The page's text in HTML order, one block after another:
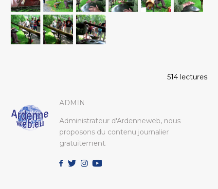
514 lectures
ADMIN
Administrateur d'Ardenneweb, nous
proposons du contenu journalier
gratuitement.